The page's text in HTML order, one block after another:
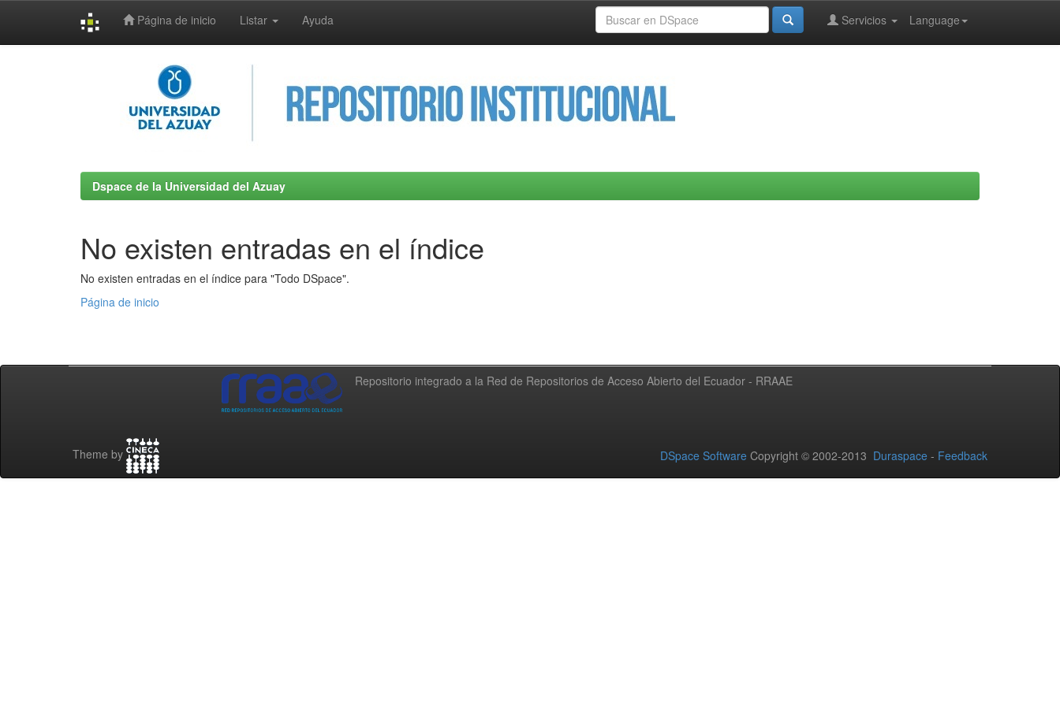
Página de inicio Listar Ayuda Language
Servicios
Dspace de la Universidad del Azuay
No existen entradas en el índice
No existen entradas en el índice para "Todo DSpace".
Página de inicio
Repositorio integrado a la Red de Repositorios de Acceso Abierto del Ecuador - RRAAE
Theme by DSpace Software Copyright © 2002-2013 Duraspace - Feedback